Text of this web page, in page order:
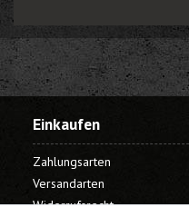
Einkaufen
Zahlungsarten
Versandarten
Widerrufsrecht